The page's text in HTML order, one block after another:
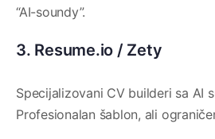
“AI-soundy”.
3. Resume.io / Zety
Specijalizovani CV builderi sa AI
Profesionalan šablon, ali